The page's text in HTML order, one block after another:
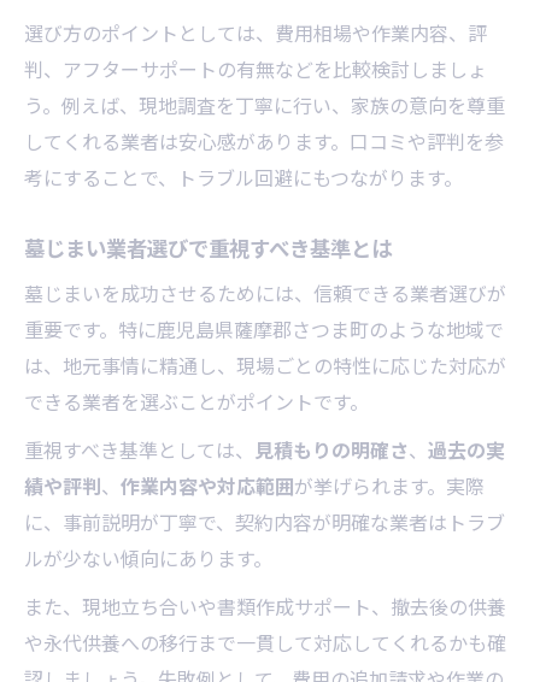
墓じまいの口コミ情報をもとに安心を得る方法
墓じまい口コミで選ぶ業者の安心ポイント
墓じまい評判から見える信頼できる対応例
口コミで多い墓じまいの悩みと解決策
墓じまい口コミの真偽を見極めるコツ
さつま町ならではの墓じまい注意点と体験談紹
介
さつま町で墓じまいを行う際の風習と注意
点
さつま町独自の墓じまい体験談を深掘り解
説
地域特有の墓じまいマナーを知って安心
墓じまいで見落としがちな手続きポイント
さつま町で墓じまい後の供養方法を考える
補助金活用で墓じまい費用を抑える最新ガイド
選び方のポイントとしては、費用相場や作業内容、評
判、アフターサポートの有無などを比較検討しましょ
う。例えば、現地調査を丁寧に行い、家族の意向を尊重
してくれる業者は安心感があります。口コミや評判を参
考にすることで、トラブル回避にもつながります。
墓じまい業者選びで重視すべき基準とは
墓じまいを成功させるためには、信頼できる業者選びが
重要です。特に鹿児島県薩摩郡さつま町のような地域で
は、地元事情に精通し、現場ごとの特性に応じた対応が
できる業者を選ぶことがポイントです。
重視すべき基準としては、 見積もりの明確さ、 過去の実
績や評判、 作業内容や対応範囲が挙げられます。実際
に、事前説明が丁寧で、契約内容が明確な業者はトラブ
ルが少ない傾向にあります。
また、現地立ち合いや書類作成サポート、撤去後の供養
や永代供養への移行まで一貫して対応してくれるかも確